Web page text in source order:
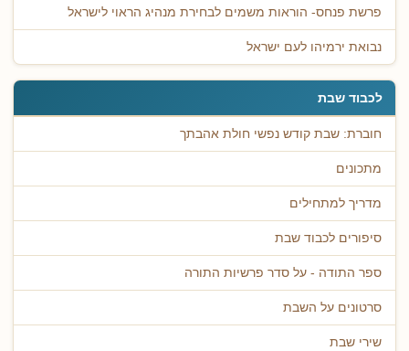
פרשת פנחס- הוראות משמים לבחירת מנהיג הראוי לישראל
נבואת ירמיהו לעם ישראל
לכבוד שבת
חוברת: שבת קודש נפשי חולת אהבתך
מתכונים
מדריך למתחילים
סיפורים לכבוד שבת
ספר התודה - על סדר פרשיות התורה
סרטונים על השבת
שירי שבת